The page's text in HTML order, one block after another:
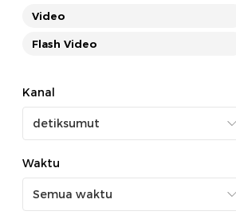
Video
Flash Video
Kanal
Waktu